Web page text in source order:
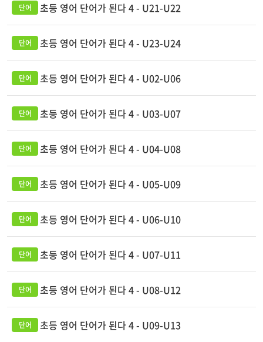
초등 영어 단어가 된다 4 - U21-U22
초등 영어 단어가 된다 4 - U23-U24
초등 영어 단어가 된다 4 - U02-U06
초등 영어 단어가 된다 4 - U03-U07
초등 영어 단어가 된다 4 - U04-U08
초등 영어 단어가 된다 4 - U05-U09
초등 영어 단어가 된다 4 - U06-U10
초등 영어 단어가 된다 4 - U07-U11
초등 영어 단어가 된다 4 - U08-U12
초등 영어 단어가 된다 4 - U09-U13